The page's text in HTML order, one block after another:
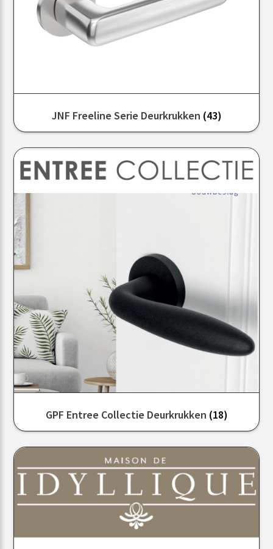
JNF Freeline Serie Deurkrukken (43)
GPF Entree Collectie Deurkrukken (18)